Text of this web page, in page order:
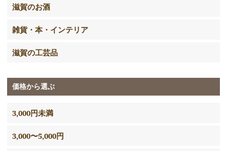
滋賀のお酒
雑貨・本・インテリア
滋賀の工芸品
価格から選ぶ
3,000円未満
3,000〜5,000円